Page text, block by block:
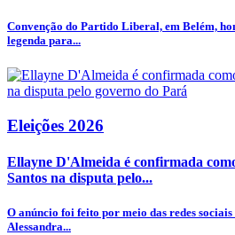
Convenção do Partido Liberal, em Belém,
legenda para...
Eleições 2026
Ellayne D'Almeida é confirmada
Santos na disputa pelo...
O anúncio foi feito por meio das redes
Alessandra...